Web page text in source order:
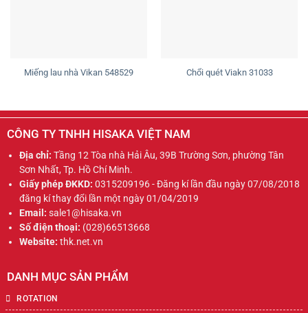
Miếng lau nhà Vikan 548529 Chổi quét Viakn 31033
CÔNG TY TNHH HISAKA VIỆT NAM
Địa chỉ: Tầng 12 Tòa nhà Hải Âu, 39B Trường Sơn, phường Tân
Sơn Nhất, Tp. Hồ Chí Minh.
Giấy phép ĐKKD: 0315209196 - Đăng kí lần đầu ngày 07/08/2018
đăng kí thay đổi lần một ngày 01/04/2019
Email: sale1@hisaka.vn
Số điện thoại: (028)66513668
Website: thk.net.vn
DANH MỤC SẢN PHẨM
ROTATION